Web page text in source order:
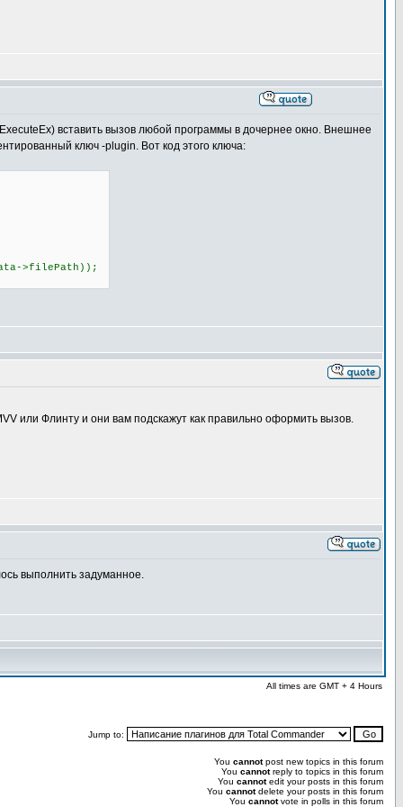
вставить вызов любой программы в дочернее окно. Внешнее
ключ -plugin. Вот код этого ключа:
>filePath));
или Флинту и они вам подскажут как правильно оформить вызов.
выполнить задуманное.
All times are GMT + 4 Hours
Jump to:
You cannotpost new topics in this forum
You cannotreply to topics in this forum
You cannotedit your posts in this forum
You cannotdelete your posts in this forum
You cannotvote in polls in this forum